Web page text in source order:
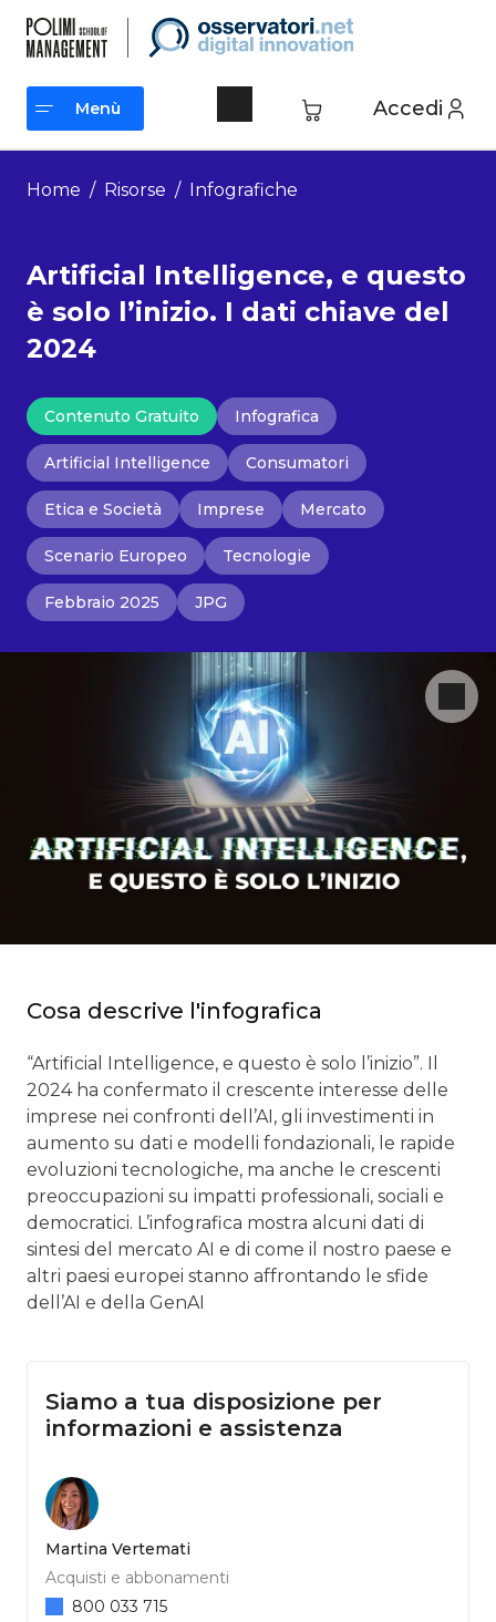
contenuto
Accedi
Menù
Menù
Home / Risorse / Infografiche
Artificial Intelligence, e questo
è solo l’inizio. I dati chiave del
2024
Contenuto Gratuito Infografica
Artificial Intelligence Consumatori
Etica e Società Imprese Mercato
Scenario Europeo Tecnologie
Febbraio 2025 JPG
Cosa descrive l'infografica
“Artificial Intelligence, e questo è solo l’inizio”. Il
2024 ha confermato il crescente interesse delle
imprese nei confronti dell’AI, gli investimenti in
aumento su dati e modelli fondazionali, le rapide
evoluzioni tecnologiche, ma anche le crescenti
preoccupazioni su impatti professionali, sociali e
democratici. L’infografica mostra alcuni dati di
sintesi del mercato AI e di come il nostro paese e
altri paesi europei stanno affrontando le sfide
dell’AI e della GenAI
Siamo a tua disposizione per
informazioni e assistenza
Martina Vertemati
Acquisti e abbonamenti
800 033 715